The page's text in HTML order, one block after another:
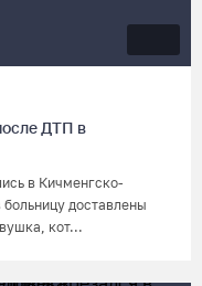
ДТП в
в Кичменгско-
доставлены
кот...